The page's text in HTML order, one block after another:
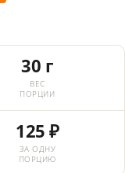
30 г
ВЕС
ПОРЦИИ
125 ₽
ЗА ОДНУ
ПОРЦИЮ